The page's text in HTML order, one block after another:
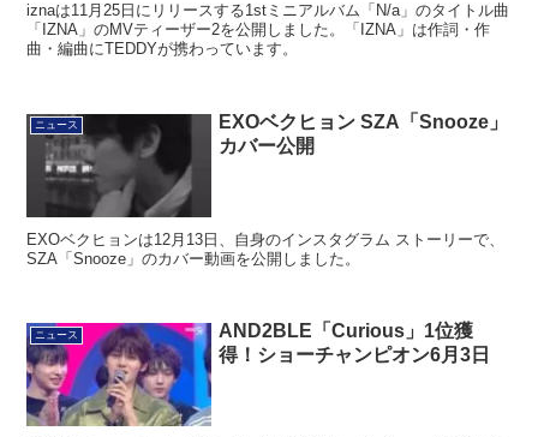
iznaは11月25日にリリースする1stミニアルバム「N/a」のタイトル曲
「IZNA」のMVティーザー2を公開しました。「IZNA」は作詞・作
曲・編曲にTEDDYが携わっています。
ニュース
EXOベクヒョン SZA「Snooze」
カバー公開
EXOベクヒョンは12月13日、自身のインスタグラム ストーリーで、
SZA「Snooze」のカバー動画を公開しました。
ニュース
AND2BLE「Curious」1位獲
得！ショーチャンピオン6月3日